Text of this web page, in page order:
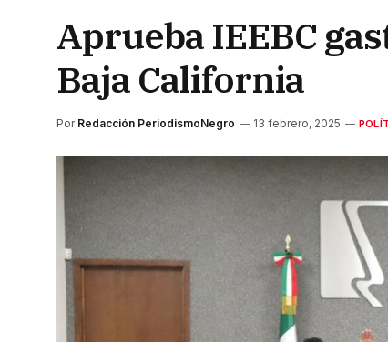
Aprueba IEEBC
Baja California
Por Redacción PeriodismoNegro 13 febrero, 2025